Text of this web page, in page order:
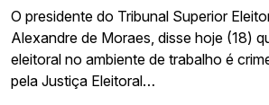
O presidente do Tribunal Superior
Alexandre de Moraes, disse hoje (18)
eleitoral no ambiente de trabalho é
pela Justiça Eleitoral…